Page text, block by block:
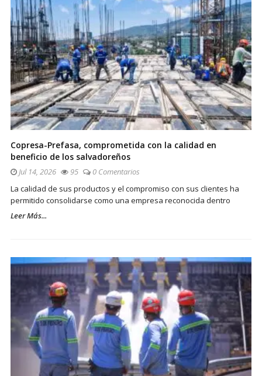
Copresa-Prefasa, comprometida con la calidad en
beneficio de los salvadoreños
Jul 14, 2026 95
0 Comentarios
La calidad de sus productos y el compromiso con sus clientes ha
permitido consolidarse como una empresa reconocida dentro
Leer Más...